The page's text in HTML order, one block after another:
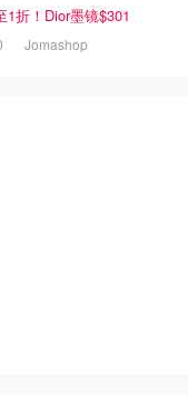
1折！Dior墨镜$301
Jomashop